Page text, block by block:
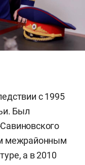
с 1995
Был
межрайонным
а в 2010